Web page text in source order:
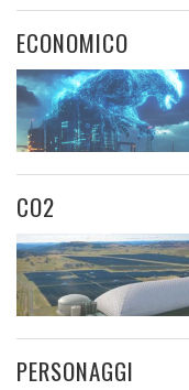
ECONOMICO
CO2
PERSONAGGI